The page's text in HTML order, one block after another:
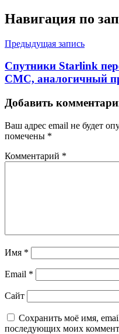
Навигация по
Предыдущая запись
Спутники Starlink
СМС, аналогичный
Добавить
Ваш адрес email не будет
помечены *
Комментарий *
Имя *
Email *
Сайт
Сохранить моё имя,
последующих моих